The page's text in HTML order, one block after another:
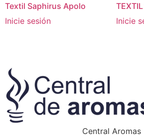
Textil Saphirus Apolo
Inicie sesión
Inicie
Central Aromas